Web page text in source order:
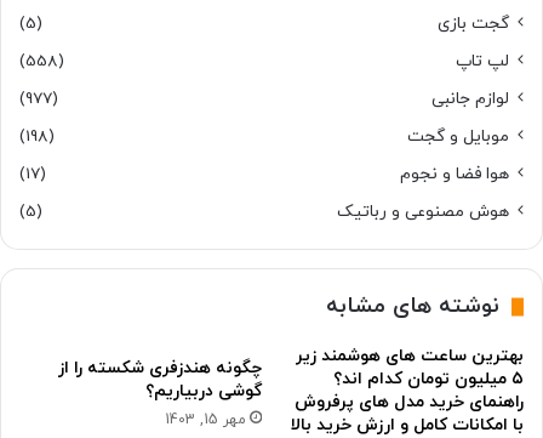
گجت بازی
(5)
لپ تاپ
(558)
لوازم جانبی
(977)
موبایل و گجت
(198)
هوا فضا و نجوم
(17)
هوش مصنوعی و رباتیک
(5)
نوشته های مشابه
بهترین ساعت های هوشمند زیر
۵ میلیون تومان کدام اند؟
راهنمای خرید مدل های پرفروش
با امکانات کامل و ارزش خرید بالا
چگونه هندزفری شکسته را از
گوشی دربیاریم؟
مهر 15, 1403